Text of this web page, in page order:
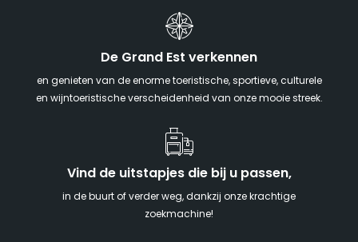
De Grand Est verkennen
en genieten van de enorme toeristische, sportieve, culturele
en wijntoeristische verscheidenheid van onze mooie streek.
Vind de uitstapjes die bij u passen,
in de buurt of verder weg, dankzij onze krachtige
zoekmachine!